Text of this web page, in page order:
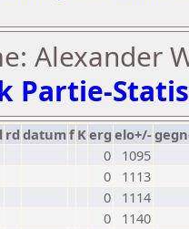
Alexander
Partie-
rd datumf Kerg elo+/-
0
1095
0
1113
0
1114
0
1140